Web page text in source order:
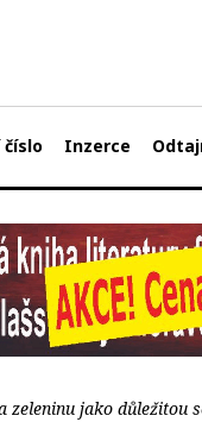
Inzerce
zeleninu jako důležitou